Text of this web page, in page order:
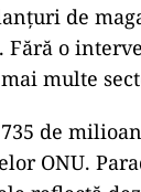
de
o
multe
de
ONU.